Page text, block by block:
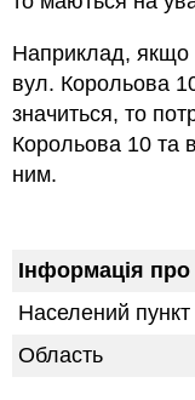
Наприклад, якщо
вул. Корольова
значиться, то
Корольова 10 та
ним.
Інформація
Населений пункт
Область